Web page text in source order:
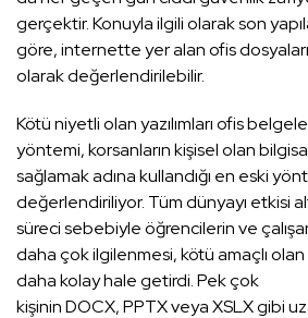
gerçektir. Konuyla ilgili olarak son
göre, internette yer alan ofis
olarak değerlendirilebilir.
Kötü niyetli olan yazılımları ofis
yöntemi, korsanların kişisel olan
sağlamak adına kullandığı en eski
değerlendiriliyor. Tüm dünyayı etkisi
süreci sebebiyle öğrencilerin ve
daha çok ilgilenmesi, kötü amaçlı olan
daha kolay hale getirdi. Pek çok
kişinin DOCX, PPTX veya XSLX gibi